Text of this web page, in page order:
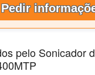
Pedir
pelo Sonicador